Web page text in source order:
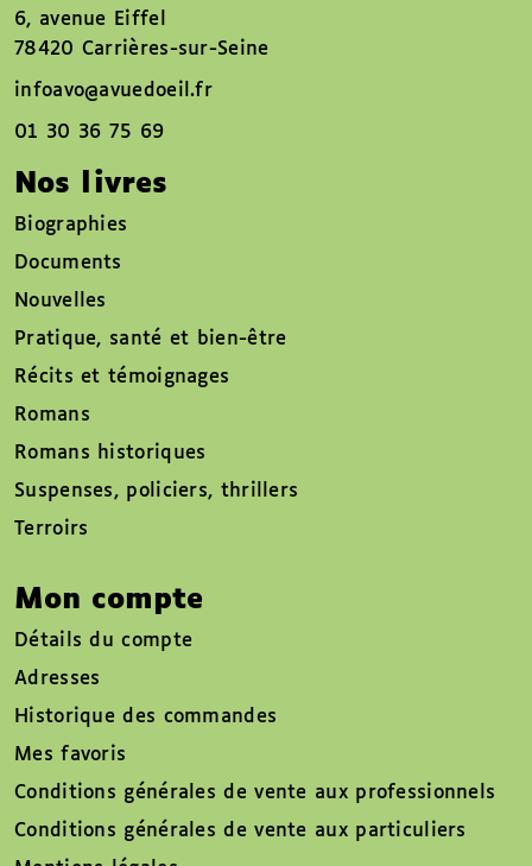
6, avenue Eiffel
78420 Carrières-sur-Seine
infoavo@avuedoeil.fr
01 30 36 75 69
Nos livres
Biographies
Documents
Nouvelles
Pratique, santé et bien-être
Récits et témoignages
Romans
Romans historiques
Suspenses, policiers, thrillers
Terroirs
Mon compte
Détails du compte
Adresses
Historique des commandes
Mes favoris
Conditions générales de vente aux professionnels
Conditions générales de vente aux particuliers